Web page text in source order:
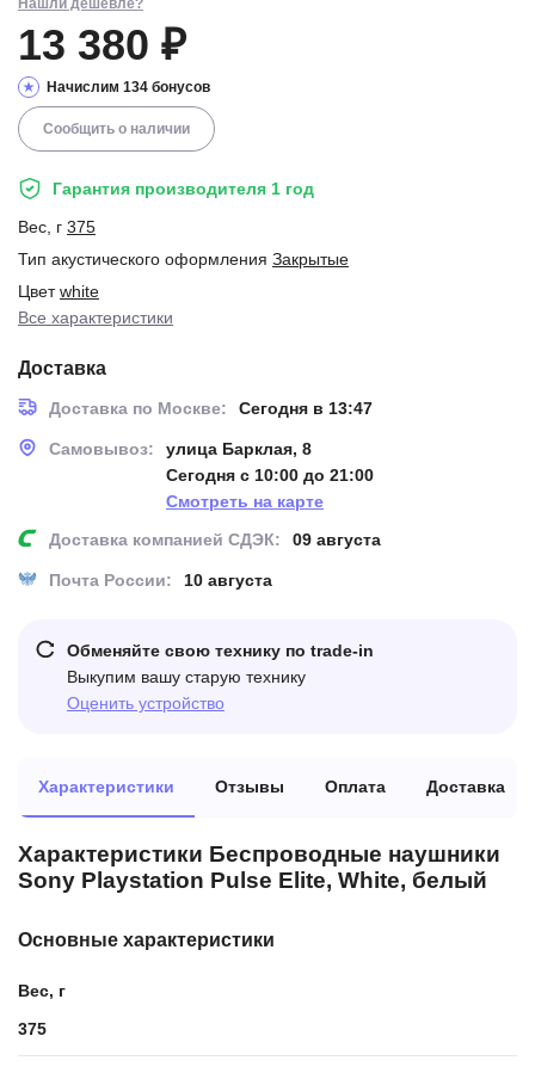
Гарантия производителя 1 год
Вес, г 375
Тип акустического оформления Закрытые
Цветwhite
Все характеристики
Доставка
Доставка по Москве: Сегодня в 13:47
Самовывоз:
улица Барклая, 8
Сегодня с 10:00 до 21:00
Смотреть на карте
Доставка компанией СДЭК:
09 августа
Почта России: 10 августа
Обменяйте свою технику по trade-in
Выкупим вашу старую технику
Оценить устройство
13 380 ₽
Начислим 134 бонусов
Сообщить о наличии
Характеристики Отзывы Оплата Доставка
Характеристики Беспроводные наушники
Sony Playstation Pulse Elite, White, белый
Основные характеристики
Вес, г
375